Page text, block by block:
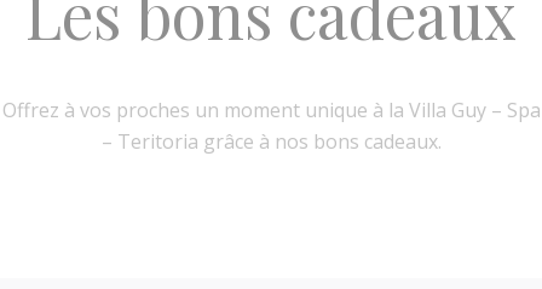
Offrez à vos proches un moment unique à la Villa Guy – Spa
– Teritoria grâce à nos bons cadeaux.